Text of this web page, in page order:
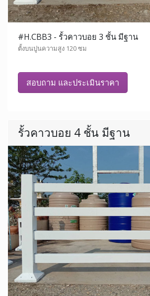
#H.CBB3 - รั้วคาวบอย 3 ชั้น มีฐาน
ตั้งบนปูนความสูง 120 ซม
สอบถาม และประเมินราคา
รั้วคาวบอย 4 ชั้น มีฐาน